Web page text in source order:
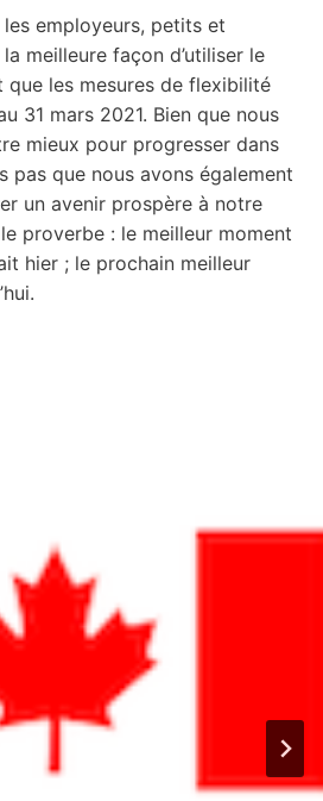
employeurs, petits et
meilleure façon d’utiliser le
que les mesures de flexibilité
31 mars 2021. Bien que nous
mieux pour progresser dans
pas que nous avons également
un avenir prospère à notre
proverbe : le meilleur moment
hier ; le prochain meilleur